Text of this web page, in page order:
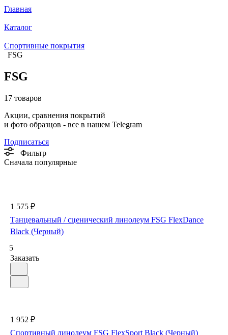
Главная
Каталог
Спортивные покрытия
FSG
FSG
17 товаров
Акции, сравнения покрытий
и фото образцов - все в нашем Telegram
Подписаться
Фильтр
Сначала популярные
1 575 ₽
Танцевальный / сценический линолеум FSG FlexDance
Black (Черный)
5
Заказать
1 952 ₽
Спортивный линолеум FSG FlexSport Black (Черный)